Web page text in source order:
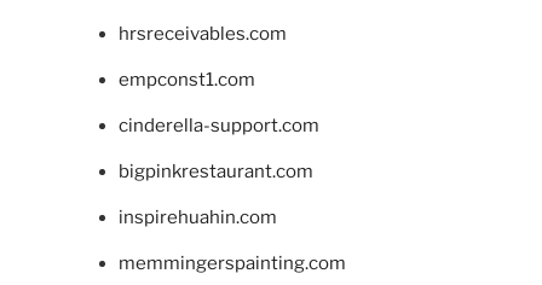
hrsreceivables.com
empconst1.com
cinderella-support.com
bigpinkrestaurant.com
inspirehuahin.com
memmingerspainting.com